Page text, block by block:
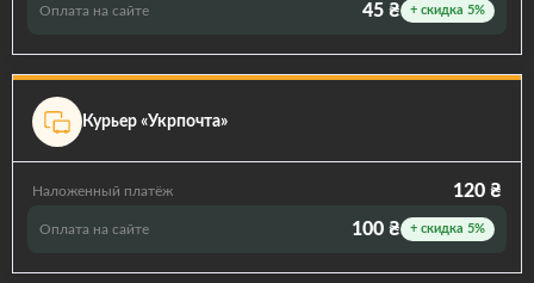
Оплата на сайте 45 ₴ + скидка 5%
Курьер «Укрпочта»
Наложенный платёж 120 ₴
Оплата на сайте 100 ₴ + скидка 5%